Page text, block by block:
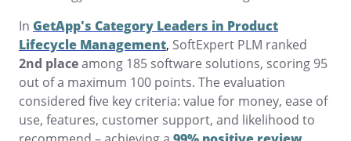
Copilot AI
Capture
Competence
Customer
Data Lab
FMEA
Drive
Gamification
Customer
Data Lab
ISO 20000
CBOK
In GetApp's Category Leaders in Product
Lifecycle Management, SoftExpert PLM ranked
2nd placeamong 185 software solutions, scoring 95
out of a maximum 100 points. The evaluation
considered five key criteria: value for money, ease of
use, features, customer support, and likelihood to